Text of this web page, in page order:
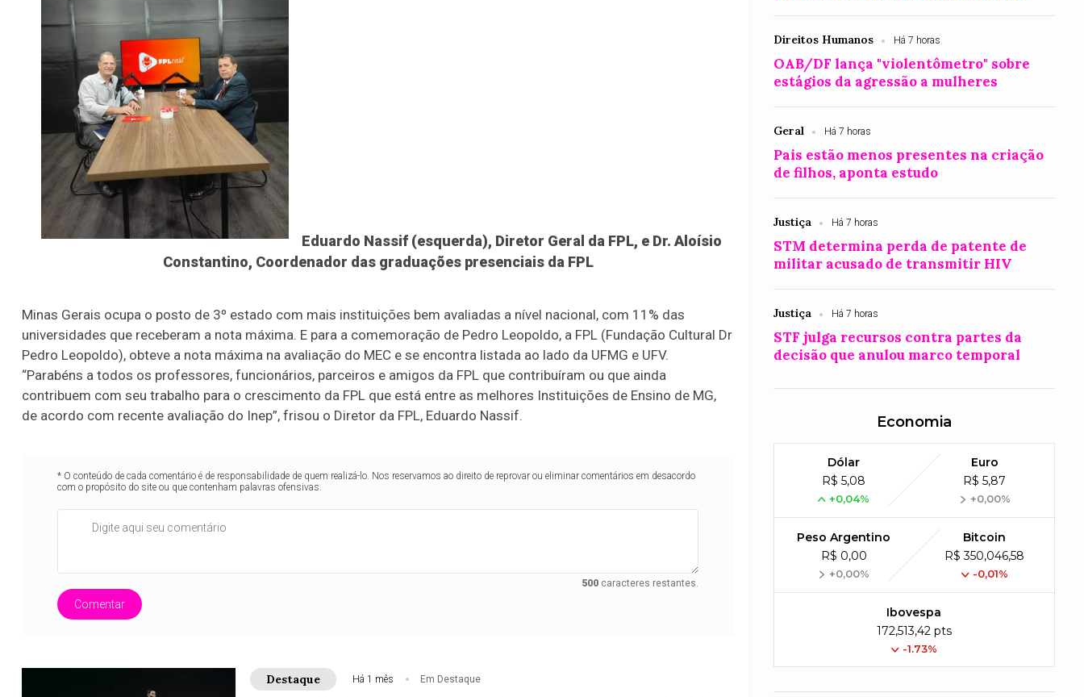
Eduardo Nassif (esquerda), Diretor Geral da FPL, e Dr. Aloísio
Constantino, Coordenador das graduações presenciais da FPL
Minas Gerais ocupa o posto de 3º estado com mais instituições bem avaliadas a nível nacional, com 11% das
universidades que receberam a nota máxima. E para a comemoração de Pedro Leopoldo, a FPL (Fundação Cultural Dr
Pedro Leopoldo), obteve a nota máxima na avaliação do MEC e se encontra listada ao lado da UFMG e UFV.
“Parabéns a todos os professores, funcionários, parceiros e amigos da FPL que contribuíram ou que ainda
contribuem com seu trabalho para o crescimento da FPL que está entre as melhores Instituições de Ensino de MG,
de acordo com recente avaliação do Inep”, frisou o Diretor da FPL, Eduardo Nassif.
* O conteúdo de cada comentário é de responsabilidade de quem realizá-lo. Nos reservamos ao direito de reprovar ou eliminar comentários em desacordo
com o propósito do site ou que contenham palavras ofensivas.
500caracteres restantes.
Comentar
Destaque Há 1 mês Em Destaque
Direitos Humanos Há 7 horas
OAB/DF lança "violentômetro" sobre
estágios da agressão a mulheres
Geral Há 7 horas
Pais estão menos presentes na criação
de filhos, aponta estudo
Justiça Há 7 horas
STM determina perda de patente de
militar acusado de transmitir HIV
Justiça Há 7 horas
STF julga recursos contra partes da
decisão que anulou marco temporal
Economia
Dólar
R$ 5,08
+0,04%
Euro
R$ 5,87
+0,00%
Peso Argentino
R$ 0,00
+0,00%
Bitcoin
R$ 350,046,58
-0,01%
Ibovespa
172,513,42 pts
-1.73%